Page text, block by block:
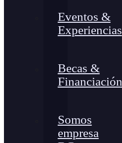
Eventos &
Experiencias
Becas &
Financiación
Somos
empresa